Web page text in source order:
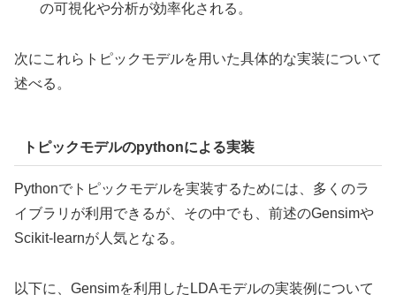
の可視化や分析が効率化される。
次にこれらトピックモデルを用いた具体的な実装について
述べる。
トピックモデルのpythonによる実装
Pythonでトピックモデルを実装するためには、多くのラ
イブラリが利用できるが、その中でも、前述のGensimや
Scikit-learnが人気となる。
以下に、Gensimを利用したLDAモデルの実装例について